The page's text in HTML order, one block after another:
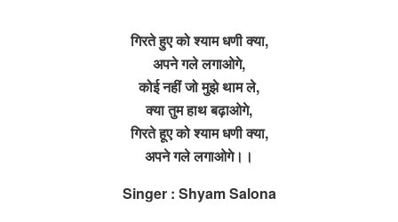
गिरते हुए को श्याम धणी क्या,
अपने गले लगाओगे,
कोई नहीं जो मुझे थाम ले,
क्या तुम हाथ बढ़ाओगे,
गिरते हूए को श्याम धणी क्या,
अपने गले लगाओगे।।
Singer : Shyam Salona